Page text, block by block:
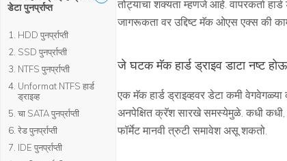
तोट्याचा शक्यता म्हणजे आहे. वापरकर्ता
जागरूकता वर उद्दिष्ट मॅक ओएस एक्स की
जे घटक मॅक हार्ड ड्राइव डाटा नष्ट
एक मॅक हार्ड ड्राइव्हवर डेटा कमी
अनपेक्षित क्रॅश सारखे समस्येमुळे. कधी कधी,
फॉर्मेट मानवी त्रुटी समावेश असू शकतो.
डेटा पुनर्प्राप्त
HDD पुनर्प्राप्ती
SSD पुनर्प्राप्ती
NTFS पुनर्प्राप्ती
Unformat NTFS हार्ड
ड्राइव्ह
चा SATA पुनर्प्राप्ती
रेड पुनर्प्राप्ती
IDE पुनर्प्राप्ती